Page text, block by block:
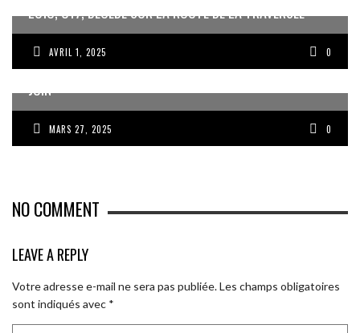
LOÏC, U17, DÉCÉDÉ SUR LA ROUTE DE LA TRAVERSÉE
AVRIL 1, 2025 0
ROUSSILLON ET LES GWADABOYS À LA GOLD CUP EN
JUIN
MARS 27, 2025 0
NO COMMENT
LEAVE A REPLY
Votre adresse e-mail ne sera pas publiée.Les champs obligatoires
sont indiqués avec *